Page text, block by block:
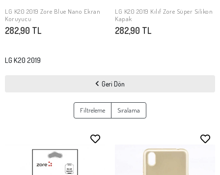
SEPETE EKLE
LG K20 2019 Zore Blue Nano Ekran
Koruyucu
282,90 TL
Stokta Yok
LG K20 2019 Kılıf Zore Süper Silikon
Kapak
282,90 TL
LG K20 2019
Geri Dön
Filtreleme Sıralama